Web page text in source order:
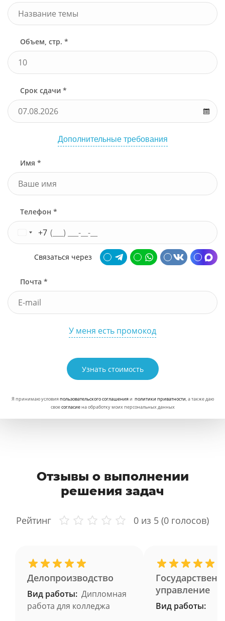
Объем, стр. *
Срок сдачи *
Дополнительные требования
Имя *
Телефон *
+7
Связаться через
Почта *
У меня есть промокод
Узнать стоимость
Я принимаю условияпользовательского соглашенияи политики приватности, а также даю
своесогласиена обработку моих персональных данных
Отзывы о выполнении
решения задач
Рейтинг 0 из 5 (0 голосов)
Делопроизводство
Вид работы: Дипломная
работа для колледжа
управление
Вид работы: